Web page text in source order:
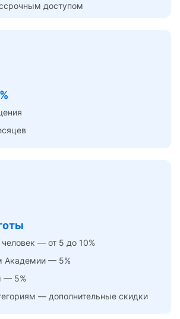
доступом
— от 5 до 10%
Академии — 5%
— 5%
— дополнительные скидки